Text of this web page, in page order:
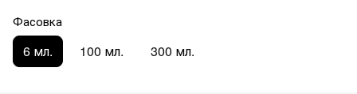
Фасовка
6 мл. 100 мл. 300 мл.